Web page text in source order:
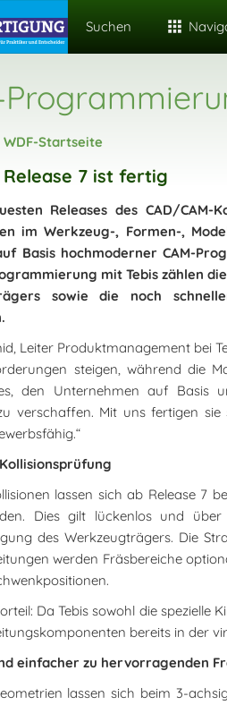
Suchen
WDF-Startseite
Release 7 ist fertig
Releases des CAD/CAM-
im Werkzeug-, Formen-,
Basis hochmoderner CAM-
mit Tebis zählen
sowie die noch
Leiter Produktmanagement bei
steigen, während die
den Unternehmen auf Basis
verschaffen. Mit uns fertigen sie
lassen sich ab Release 7
Dies gilt lückenlos und
des Werkzeugträgers. Die
werden Fräsbereiche
Da Tebis sowohl die spezielle
bereits in der
einfacher zu hervorragenden
lassen sich beim 3-